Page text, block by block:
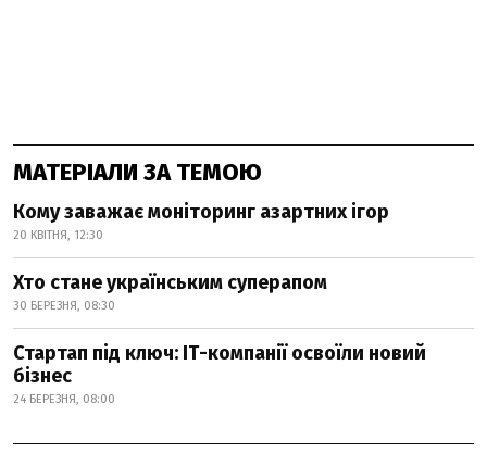
МАТЕРІАЛИ ЗА ТЕМОЮ
Кому заважає моніторинг азартних ігор
20 КВІТНЯ, 12:30
Хто стане українським суперапом
30 БЕРЕЗНЯ, 08:30
Стартап під ключ: ІТ-компанії освоїли новий
бізнес
24 БЕРЕЗНЯ, 08:00